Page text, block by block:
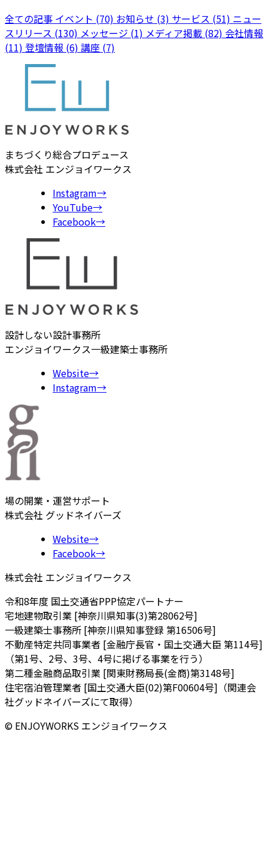
全ての記事 イベント (70) お知らせ (3) サービス (51) ニュー
スリリース (130) メッセージ (1) メディア掲載 (82) 会社情報
(11) 登壇情報 (6) 講座 (7)
まちづくり総合プロデュース
株式会社 エンジョイワークス
Instagram→
YouTube→
Facebook→
設計しない設計事務所
エンジョイワークス一級建築士事務所
Website→
Instagram→
場の開業・運営サポート
株式会社 グッドネイバーズ
Website→
Facebook→
株式会社 エンジョイワークス
令和8年度 国土交通省PPP協定パートナー
宅地建物取引業 [神奈川県知事(3)第28062号]
一級建築士事務所 [神奈川県知事登録 第16506号]
不動産特定共同事業者 [金融庁長官・国土交通大臣 第114号]
（第1号、2号、3号、4号に掲げる事業を行う）
第二種金融商品取引業 [関東財務局長(金商)第3148号]
住宅宿泊管理業者 [国土交通大臣(02)第F00604号]（関連会
社グッドネイバーズにて取得）
© ENJOYWORKS エンジョイワークス